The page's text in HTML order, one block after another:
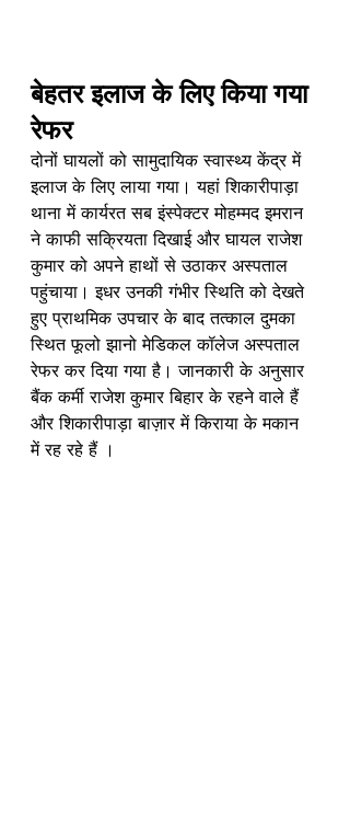
बेहतर इलाज के लिए किया गया
रेफर
दोनों घायलों को सामुदायिक स्वास्थ्य केंद्र में
इलाज के लिए लाया गया। यहां शिकारीपाड़ा
थाना में कार्यरत सब इंस्पेक्टर मोहम्मद इमरान
ने काफी सक्रियता दिखाई और घायल राजेश
कुमार को अपने हाथों से उठाकर अस्पताल
पहुंचाया। इधर उनकी गंभीर स्थिति को देखते
हुए प्राथमिक उपचार के बाद तत्काल दुमका
स्थित फूलो झानो मेडिकल कॉलेज अस्पताल
रेफर कर दिया गया है। जानकारी के अनुसार
बैंक कर्मी राजेश कुमार बिहार के रहने वाले हैं
और शिकारीपाड़ा बाज़ार में किराया के मकान
में रह रहे हैं ।